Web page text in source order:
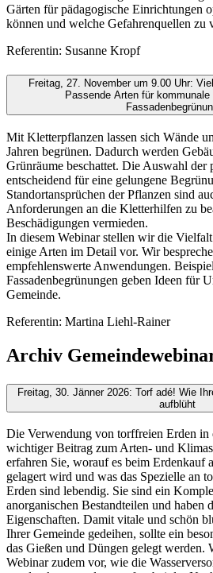
Gärten für pädagogische Einrichtungen
können und welche Gefahrenquellen zu
Referentin: Susanne Kropf
Freitag, 27. November um 9.00 Uhr:
Passende Arten für
Mit Kletterpflanzen lassen sich Wände
Jahren begrünen. Dadurch werden
Grünräume beschattet. Die Auswahl der
entscheidend für eine gelungene
Standortansprüchen der Pflanzen sind
Anforderungen an die Kletterhilfen zu
Beschädigungen vermieden.
In diesem Webinar stellen wir die
einige Arten im Detail vor. Wir
empfehlenswerte Anwendungen.
Fassadenbegrünungen geben Ideen für
Gemeinde.
Referentin: Martina Liehl-Rainer
Archiv
Freitag, 30. Jänner 2026: Torf adé! Wie
aufblüht
Die Verwendung von torffreien Erden in
wichtiger Beitrag zum Arten- und
erfahren Sie, worauf es beim Erdenkauf
gelagert wird und was das Spezielle an
Erden sind lebendig. Sie sind ein
anorganischen Bestandteilen und haben
Eigenschaften. Damit vitale und schön
Ihrer Gemeinde gedeihen, sollte ein
das Gießen und Düngen gelegt werden.
Webinar zudem vor, wie die